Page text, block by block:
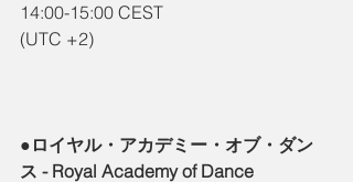
14:00-15:00 CEST
(UTC +2)
●ロイヤル・アカデミー・オブ・ダン
ス - Royal Academy of Dance